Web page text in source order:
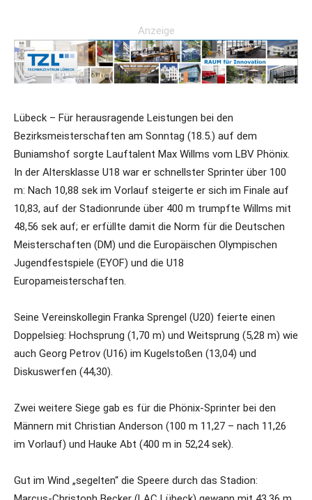
Anzeige
Lübeck – Für herausragende Leistungen bei den
Bezirksmeisterschaften am Sonntag (18.5.) auf dem
Buniamshof sorgte Lauftalent Max Willms vom LBV Phönix.
In der Altersklasse U18 war er schnellster Sprinter über 100
m: Nach 10,88 sek im Vorlauf steigerte er sich im Finale auf
10,83, auf der Stadionrunde über 400 m trumpfte Willms mit
48,56 sek auf; er erfüllte damit die Norm für die Deutschen
Meisterschaften (DM) und die Europäischen Olympischen
Jugendfestspiele (EYOF) und die U18
Europameisterschaften.
Seine Vereinskollegin Franka Sprengel (U20) feierte einen
Doppelsieg: Hochsprung (1,70 m) und Weitsprung (5,28 m) wie
auch Georg Petrov (U16) im Kugelstoßen (13,04) und
Diskuswerfen (44,30).
Zwei weitere Siege gab es für die Phönix-Sprinter bei den
Männern mit Christian Anderson (100 m 11,27 – nach 11,26
im Vorlauf) und Hauke Abt (400 m in 52,24 sek).
Gut im Wind „segelten“ die Speere durch das Stadion: